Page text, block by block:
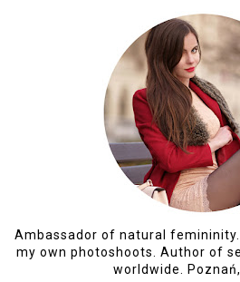
Ambassador of natural
my own photoshoots. Author of
worldwide. Poznań,